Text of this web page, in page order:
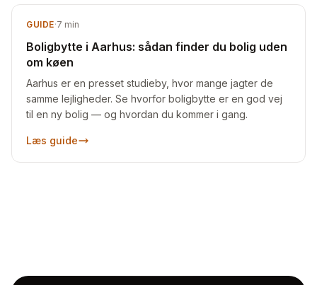
GUIDE·7 min
Boligbytte i Aarhus: sådan finder du bolig uden
om køen
Aarhus er en presset studieby, hvor mange jagter de
samme lejligheder. Se hvorfor boligbytte er en god vej
til en ny bolig — og hvordan du kommer i gang.
Læs guide